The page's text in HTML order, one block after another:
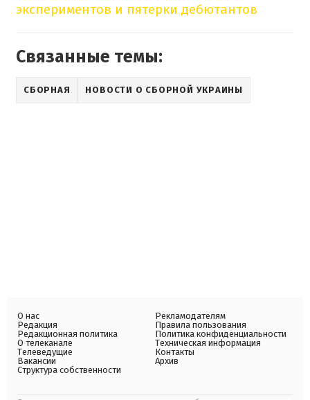
экспериментов и пятерки дебютантов
Связанные темы:
СБОРНАЯ НОВОСТИ О СБОРНОЙ УКРАИНЫ
О нас
Редакция
Редакционная политика
О телеканале
Телеведущие
Вакансии
Структура собственности
Рекламодателям
Правила пользования
Политика конфиденциальности
Техническая информация
Контакты
Архив